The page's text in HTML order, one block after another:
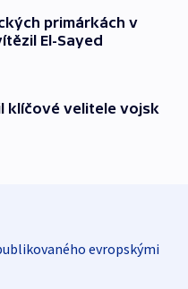
primárkách v
El-Sayed
klíčové velitele vojsk
evropskými